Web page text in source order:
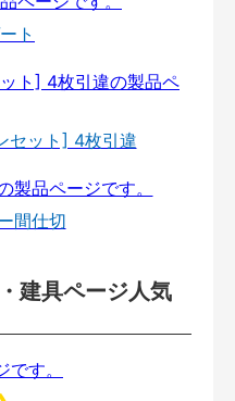
ト
セット] 4枚引違
間仕切
建具ページ人気